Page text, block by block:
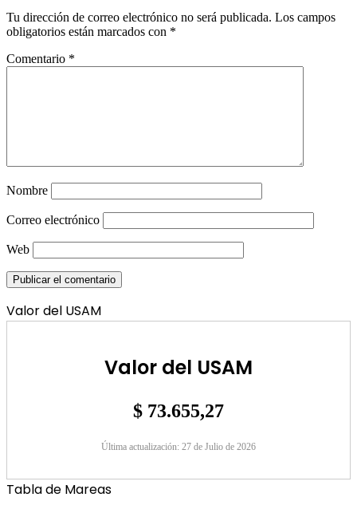
Tu dirección de correo electrónico no será publicada. Los campos
obligatorios están marcados con *
Comentario *
Nombre
Correo electrónico
Web
Valor del USAM
Valor del USAM
$ 73.655,27
Última actualización: 27 de Julio de 2026
Tabla de Mareas